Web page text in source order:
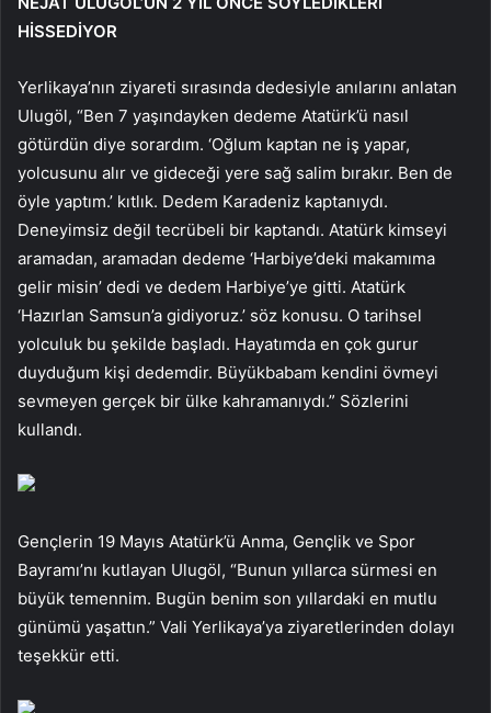
HİSSEDİYOR
Yerlikaya’nın ziyareti sırasında dedesiyle anılarını anlatan
Ulugöl, “Ben 7 yaşındayken dedeme Atatürk’ü nasıl
götürdün diye sorardım. ‘Oğlum kaptan ne iş yapar,
yolcusunu alır ve gideceği yere sağ salim bırakır. Ben de
öyle yaptım.’ kıtlık. Dedem Karadeniz kaptanıydı.
Deneyimsiz değil tecrübeli bir kaptandı. Atatürk kimseyi
aramadan, aramadan dedeme ‘Harbiye’deki makamıma
gelir misin’ dedi ve dedem Harbiye’ye gitti. Atatürk
‘Hazırlan Samsun’a gidiyoruz.’ söz konusu. O tarihsel
yolculuk bu şekilde başladı. Hayatımda en çok gurur
duyduğum kişi dedemdir. Büyükbabam kendini övmeyi
sevmeyen gerçek bir ülke kahramanıydı.” Sözlerini
kullandı.
Gençlerin 19 Mayıs Atatürk’ü Anma, Gençlik ve Spor
Bayramı’nı kutlayan Ulugöl, “Bunun yıllarca sürmesi en
büyük temennim. Bugün benim son yıllardaki en mutlu
günümü yaşattın.” Vali Yerlikaya’ya ziyaretlerinden dolayı
teşekkür etti.